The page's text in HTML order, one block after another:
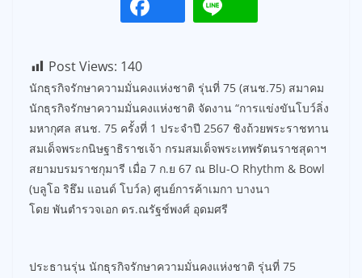
Post Views: 140
นักธุรกิจรักษาความมั่นคงแห่งชาติ รุ่นที่ 75 (สนช.75) สมาคม
นักธุรกิจรักษาความมั่นคงแห่งชาติ จัดงาน “การแข่งขันโบว์ลิ่ง
มหากุศล สนช. 75 ครั้งที่ 1 ประจำปี 2567 ชิงถ้วยพระราชทาน
สมเด็จพระกนิษฐาธิราชเจ้า กรมสมเด็จพระเทพรัตนราชสุดาฯ
สยามบรมราชกุมารี เมื่อ 7 ก.ย 67 ณ Blu-O Rhythm & Bowl
(บลูโอ ริธึม แอนด์ โบว์ล) ศูนย์การค้าเมกา บางนา
โดย พันตำรวจเอก ดร.ณรัฐช์พงศ์ อุดมศรี
ประธานรุ่น นักธุรกิจรักษาความมั่นคงแห่งชาติ รุ่นที่ 75